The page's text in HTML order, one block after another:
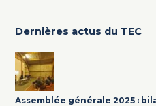
Dernières actus du TEC
Assemblée générale 2025 :